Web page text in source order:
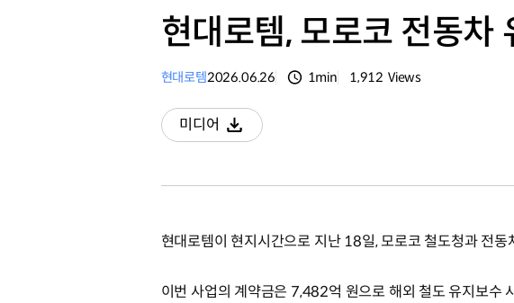
현대로템, 모로코 전동차
현대로템2026.06.26 1min 1,912 Views
미디어
다운로드
현대로템이 현지시간으로 지난 18일, 모로코 철도청과 전
이번 사업의 계약금은 7,482억 원으로 해외 철도 유지보수